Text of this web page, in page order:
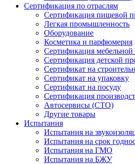
Сертификация по отраслям
Сертификация пищевой
Легкая промышленность
Оборудование
Косметика и парфюмерия
Сертификация
Сертификация детской
Сертификат на
Сертификат на упаковку
Сертификат на посуду
Сертификация
Автосервисы (СТО)
Другие товары
Испытания
Испытания на
Испытания на срок
Испытания на ГМО
Испытания на БЖУ